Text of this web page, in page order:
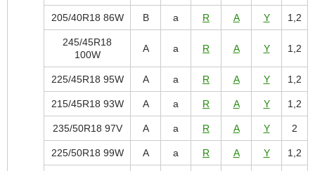
205/40R18 86W B a R A Y 1,2
245/45R18
100W
A a R A Y 1,2
225/45R18 95W A a R A Y 1,2
215/45R18 93W A a R A Y 1,2
235/50R18 97V A a R A Y 2
225/50R18 99W A a R A Y 1,2